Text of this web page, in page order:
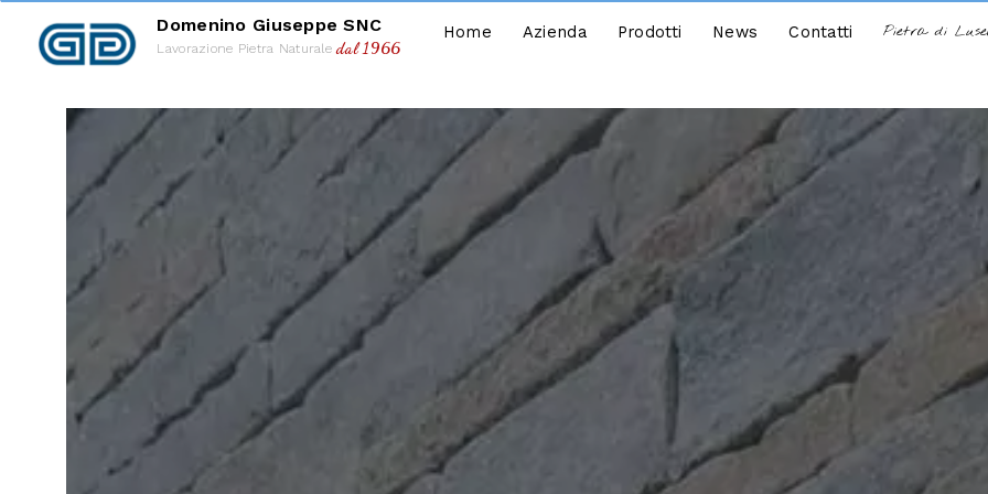
Domenino Giuseppe SNC
Lavorazione Pietra Naturaledal 1966
Home Azienda Prodotti News Contatti Pietra di